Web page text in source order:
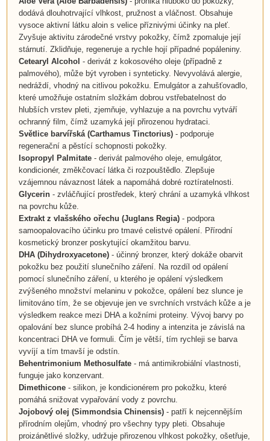
dodává dlouhotrvající vlhkost, pružnost a vláčnost. Obsahuje
vysoce aktivní látku aloin s velice příznivými účinky na pleť.
Zvyšuje aktivitu zárodečné vrstvy pokožky, čímž zpomaluje její
stárnutí. Zklidňuje, regeneruje a rychle hojí případné popáleniny.
Cetearyl Alcohol - derivát z kokosového oleje (případně z
palmového), může být vyroben i synteticky. Nevyvolává alergie,
nedráždí, vhodný na citlivou pokožku. Emulgátor a zahušťovadlo,
které umožňuje ostatním složkám dobrou vstřebatelnost do
hlubších vrstev pleti, zjemňuje, vyhlazuje a na povrchu vytváří
ochranný film, čímž uzamyká její přirozenou hydrataci.
Světlice barvířská(Carthamus Tinctorius)- podporuje
regenerační a pěstící schopnosti pokožky.
Isopropyl Palmitate- derivát palmového oleje, emulgátor,
kondicionér, změkčovací látka či rozpouštědlo. Zlepšuje
vzájemnou návaznost látek a napomáhá dobré roztíratelnosti.
Glycerin- zvláčňující prostředek, který chrání a uzamyká vlhkost
na povrchu kůže.
Extrakt z vlašského ořechu (Juglans Regia) - podpora
samoopalovacího účinku pro tmavé celistvé opálení. Přírodní
kosmetický bronzer poskytující okamžitou barvu.
DHA (Dihydroxyacetone)- účinný bronzer, který dokáže obarvit
pokožku bez použití slunečního záření. Na rozdíl od opálení
pomocí slunečního záření, u kterého je opálení výsledkem
zvýšeného množství melaninu v pokožce, opálení bez slunce je
limitováno tím, že se objevuje jen ve svrchních vrstvách kůže a je
výsledkem reakce mezi DHA a kožními proteiny. Vývoj barvy po
opalování bez slunce probíhá 2-4 hodiny a intenzita je závislá na
koncentraci DHA ve formuli. Čím je větší, tím rychleji se barva
vyvíjí a tím tmavší je odstín.
Behentrimonium Methosulfate- má antimikrobiální vlastnosti,
funguje jako konzervant.
Dimethicone- silikon, je kondicionérem pro pokožku, které
pomáhá snižovat vypařování vody z povrchu.
Jojobový olej (Simmondsia Chinensis)- patří k nejcennějším
přírodním olejům, vhodný pro všechny typy pleti. Obsahuje
proizánětlivé složky, udržuje přirozenou vlhkost pokožky, ošetřuje,